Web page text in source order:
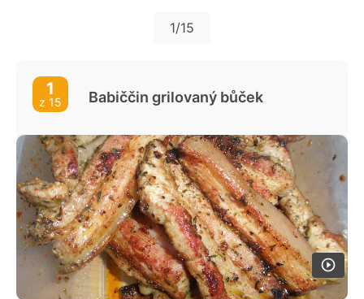
omáčkou
Marinované švestky na grilu
Grilované krevety
Grilovaný ananas se skořicí a medem
Grilovaný sýr Halloumi
1/15
1
z 15 Babiččin grilovaný bůček